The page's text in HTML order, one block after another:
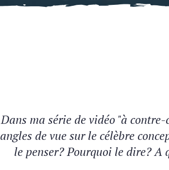
Dans ma série de vidéo "à
angles de vue sur le célèbre
le penser? Pourquoi le dire?